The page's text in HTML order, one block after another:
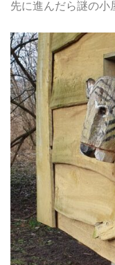
先に進んだら謎の